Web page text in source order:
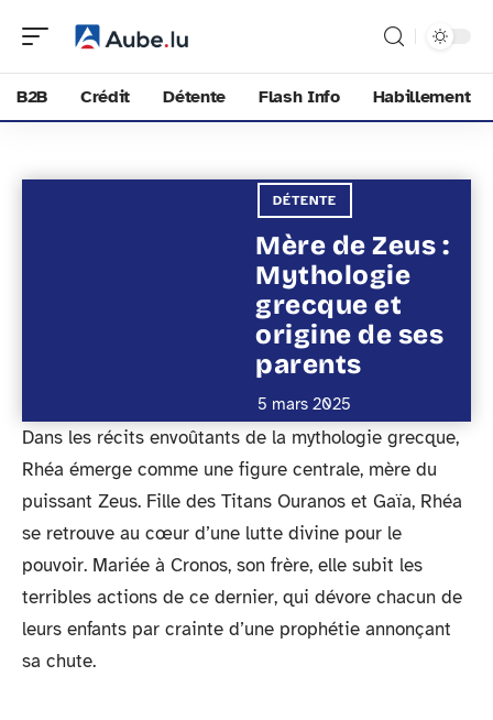
B2B Crédit Détente Flash Info Habillement
DÉTENTE
Mère de Zeus :
Mythologie
grecque et
origine de ses
parents
5 mars 2025
Dans les récits envoûtants de la mythologie grecque,
Rhéa émerge comme une figure centrale, mère du
puissant Zeus. Fille des Titans Ouranos et Gaïa, Rhéa
se retrouve au cœur d’une lutte divine pour le
pouvoir. Mariée à Cronos, son frère, elle subit les
terribles actions de ce dernier, qui dévore chacun de
leurs enfants par crainte d’une prophétie annonçant
sa chute.